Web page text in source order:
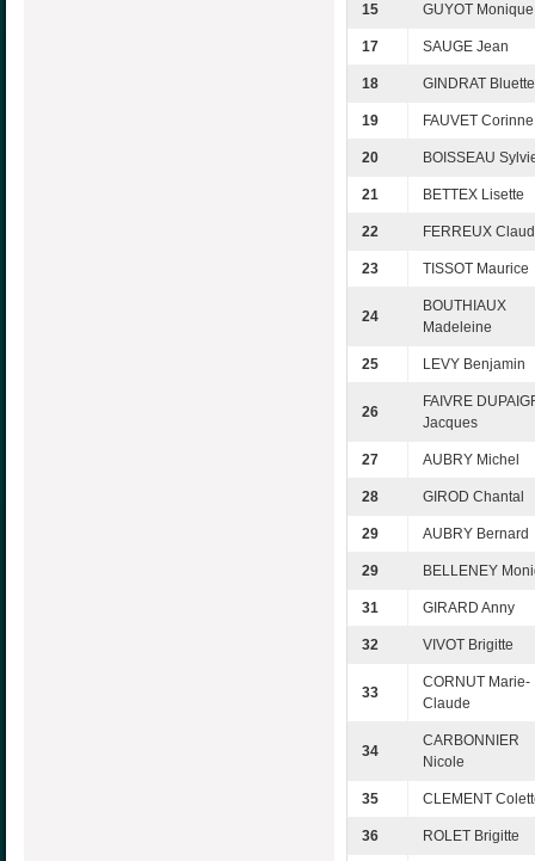
15 GUYOT Monique
17 SAUGE Jean
18 GINDRAT Bluette
19 FAUVET Corinne
20 BOISSEAU
21 BETTEX Lisette
22 FERREUX
23 TISSOT Maurice
24
BOUTHIAUX
Madeleine
25 LEVY Benjamin
26
FAIVRE
Jacques
27 AUBRY Michel
28 GIROD Chantal
29 AUBRY Bernard
29 BELLENEY
31 GIRARD Anny
32 VIVOT Brigitte
33
CORNUT Marie-
Claude
34
CARBONNIER
Nicole
35 CLEMENT
36 ROLET Brigitte